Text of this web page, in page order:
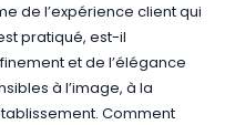
de l’expérience client qui
pratiqué, est-il
et de l’élégance
à l’image, à la
Comment